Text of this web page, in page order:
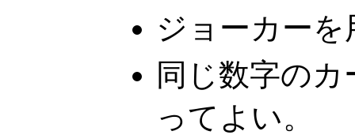
ジョーカー
同じ数字の
ってよい。